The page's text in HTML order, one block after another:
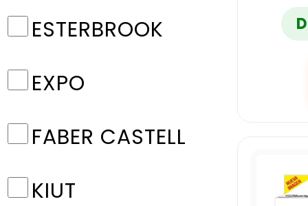
ESTERBROOK
EXPO
FABER CASTELL
KIUT